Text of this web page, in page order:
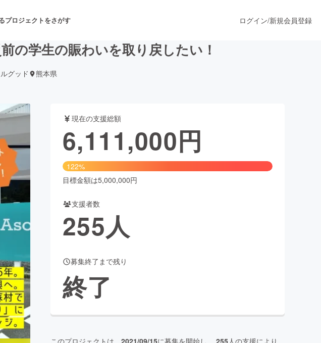
プロジェクトをさがす
舞台・パフォーマンス
フード・飲食店 ファッション
アニメ・漫画
ビューティー・ヘルスケア
Creation
yaコミュニティ
ログイン/新規会員登録
の学生の賑わいを取り戻したい！
グッド 熊本県
現在の支援総額
6,111,000円
122%
目標金額は5,000,000円
支援者数
255人
募集終了まで残り
終了
このプロジェクトは、 2021/09/15に募集を開始し、 255人の支援により